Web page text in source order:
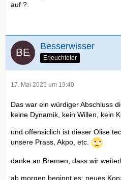
auf ?.
Besserwisser
Erleuchteter
17. Mai 2025 um 19:40
Das war ein würdiger Abschluss
keine Dynamik, kein Willen, kein
und offensiclich ist dieser Olise
unsere Prass, Akpo, etc.
danke an Bremen, dass wir
ab morgen beginnt es: neues